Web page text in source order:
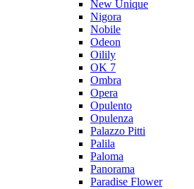
New Unique
Nigora
Nobile
Odeon
Oilily
OK 7
Ombra
Opera
Opulento
Opulenza
Palazzo Pitti
Palila
Paloma
Panorama
Paradise Flower